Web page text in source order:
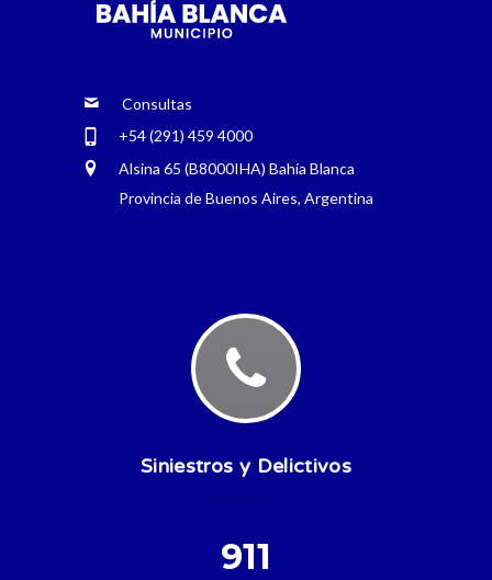
Consultas
+54 (291) 459 4000
Alsina 65 (B8000IHA) Bahía Blanca
Provincia de Buenos Aires, Argentina
Siniestros y Delictivos
911